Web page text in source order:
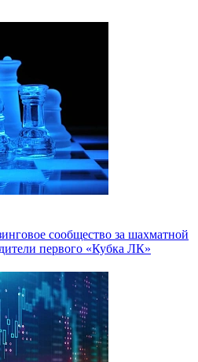
сообщество за шахматной
первого «Кубка ЛК»